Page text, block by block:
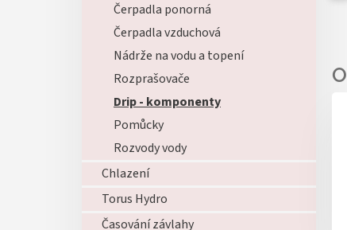
Čerpadla ponorná
Čerpadla vzduchová
Nádrže na vodu a topení
Rozprašovače
Drip - komponenty
Pomůcky
Rozvody vody
Chlazení
Torus Hydro
Časování závlahy